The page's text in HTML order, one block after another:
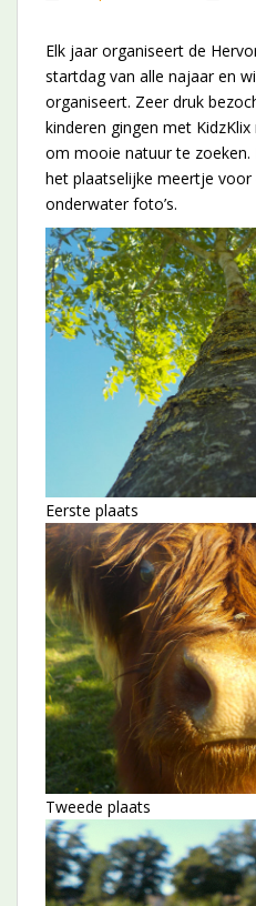
Elk jaar organiseert de
startdag van alle najaar en
organiseert. Zeer druk
kinderen gingen met
om mooie natuur te zoeken.
het plaatselijke meertje voor
onderwater foto’s.
Eerste plaats
Tweede plaats